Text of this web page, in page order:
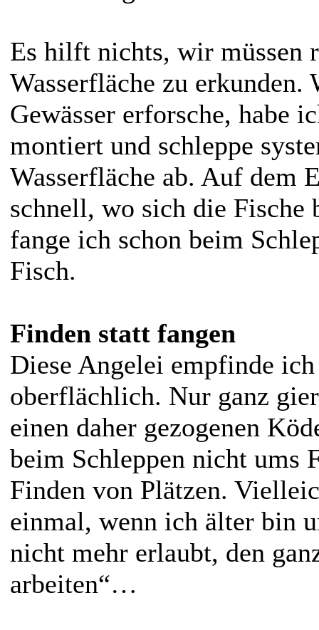
Es hilft nichts, wir müssen
Wasserfläche zu erkunden.
Gewässer erforsche, habe
montiert und schleppe
Wasserfläche ab. Auf dem
schnell, wo sich die
fange ich schon beim
Fisch.
Finden statt fangen
Diese Angelei empfinde
oberflächlich. Nur ganz
einen daher gezogenen
beim Schleppen nicht ums
Finden von Plätzen.
einmal, wenn ich älter bin
nicht mehr erlaubt, den
arbeiten“…